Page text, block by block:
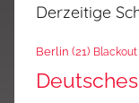
Derzeitige
Berlin (21) Blackout